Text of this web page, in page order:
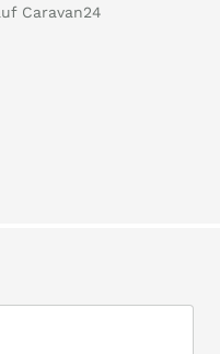
Caravan24